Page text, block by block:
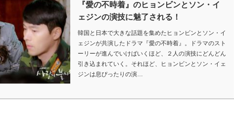
『愛の不時着』のヒョンビンとソン・イ
ェジンの演技に魅了される！
韓国と日本で大きな話題を集めたヒョンビンとソン・イ
ェジンが共演したドラマ『愛の不時着』。ドラマのスト
ーリーが進んでいけばいくほど、２人の演技にどんどん
引き込まれていく。それほど、ヒョンビンとソン・イェ
ジンは息ぴったりの演…